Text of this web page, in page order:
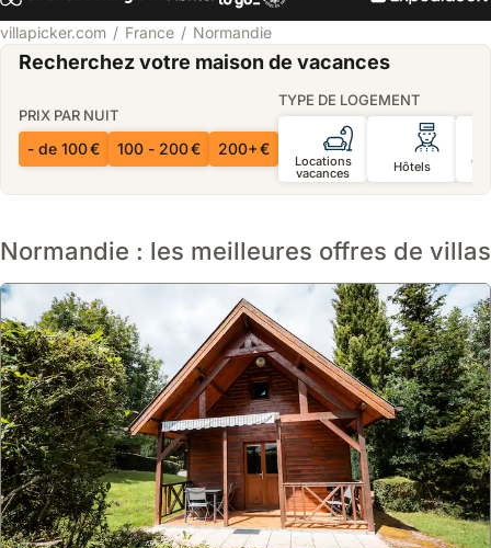
villapicker.com France Normandie
Recherchez votre maison de vacances
PRIX PAR NUIT
- de 100 € 100 - 200 € 200+ €
TYPE DE LOGEMENT
Locations
vacances Hôtels
Normandie : les meilleures offres de villas